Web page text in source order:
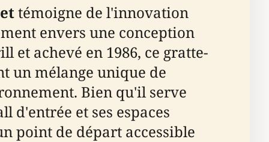
témoigne de l'innovation
envers une conception
achevé en 1986, ce gratte-
un mélange unique de
Bien qu'il serve
d'entrée et ses espaces
point de départ accessible